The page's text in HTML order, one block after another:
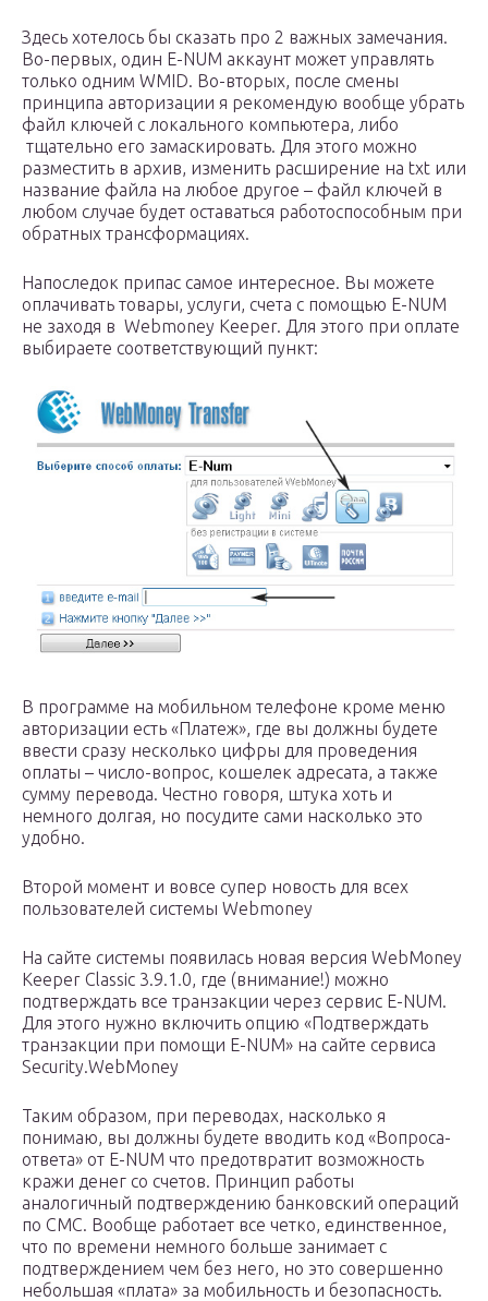
Здесь хотелось бы сказать про 2 важных замечания.
Во-первых, один E-NUM аккаунт может управлять
только одним WMID. Во-вторых, после смены
принципа авторизации я рекомендую вообще убрать
файл ключей с локального компьютера, либо
тщательно его замаскировать. Для этого можно
разместить в архив, изменить расширение на txt или
название файла на любое другое – файл ключей в
любом случае будет оставаться работоспособным при
обратных трансформациях.
Напоследок припас самое интересное. Вы можете
оплачивать товары, услуги, счета с помощью E-NUM
не заходя в Webmoney Keeper. Для этого при оплате
выбираете соответствующий пункт:
В программе на мобильном телефоне кроме меню
авторизации есть «Платеж», где вы должны будете
ввести сразу несколько цифры для проведения
оплаты – число-вопрос, кошелек адресата, а также
сумму перевода. Честно говоря, штука хоть и
немного долгая, но посудите сами насколько это
удобно.
Второй момент и вовсе супер новость для всех
пользователей системы Webmoney
На сайте системы появилась новая версия WebMoney
Keeper Classic 3.9.1.0, где (внимание!) можно
подтверждать все транзакции через сервис E-NUM.
Для этого нужно включить опцию «Подтверждать
транзакции при помощи E-NUM» на сайте сервиса
Security.WebMoney
Таким образом, при переводах, насколько я
понимаю, вы должны будете вводить код «Вопроса-
ответа» от E-NUM что предотвратит возможность
кражи денег со счетов. Принцип работы
аналогичный подтверждению банковский операций
по СМС. Вообще работает все четко, единственное,
что по времени немного больше занимает с
подтверждением чем без него, но это совершенно
небольшая «плата» за мобильность и безопасность.